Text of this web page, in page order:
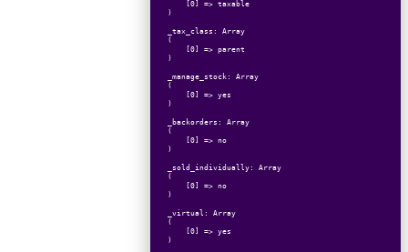
    [0] => taxable
)
_tax_class: Array
(
    [0] => parent
)
_manage_stock: Array
(
    [0] => yes
)
_backorders: Array
(
    [0] => no
)
_sold_individually: Array
(
    [0] => no
)
_virtual: Array
(
    [0] => yes
)